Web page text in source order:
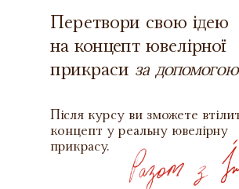
Перетвори свою ідею
на концепт ювелірної
прикраси за
Після курсу ви зможете
концепт у реальну ювелірну
прикрасу.